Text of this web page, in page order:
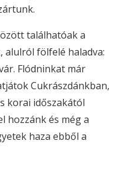
találhatóak a
alulról fölfelé haladva:
Flódninkat már
Cukrászdánkban,
korai időszakától
hozzánk és még a
haza ebből a